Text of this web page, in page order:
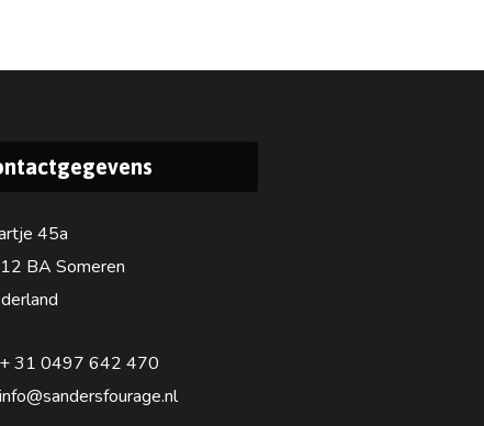
45a
BA Someren
+ 31 0497 642 470
info@sandersfourage.nl